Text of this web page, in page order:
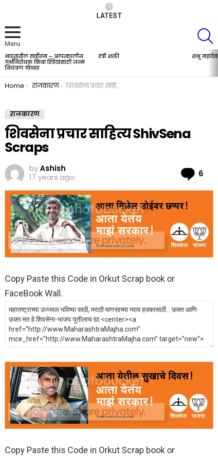
LATEST
Menu
LATEST
STORIES
भारतातील सर्वोत्तम – आपत्कालीन
गर्भनिरोधक किंवा स्त्रियांसाठी जन्म
नियंत्रण गोळ्या
स्त्री शक्ती शंभू महादेव
You are here:
Home राजकारण शिवसेना प्रचार साहित्य ShivSena Scraps
राजकारण
शिवसेना प्रचार साहित्य ShivSena
Scraps
byAshish
17 years ago
6
Copy Paste this Code in Orkut Scrap book or
FaceBook Wall.
Copy Paste this Code in Orkut Scrap book or